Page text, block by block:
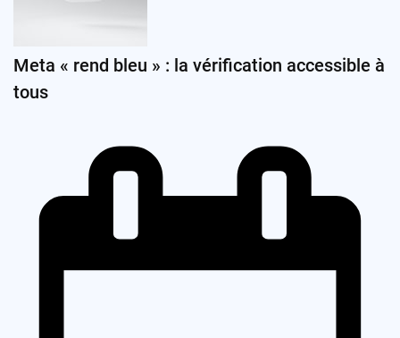
Meta « rend bleu » : la vérification accessible à
tous